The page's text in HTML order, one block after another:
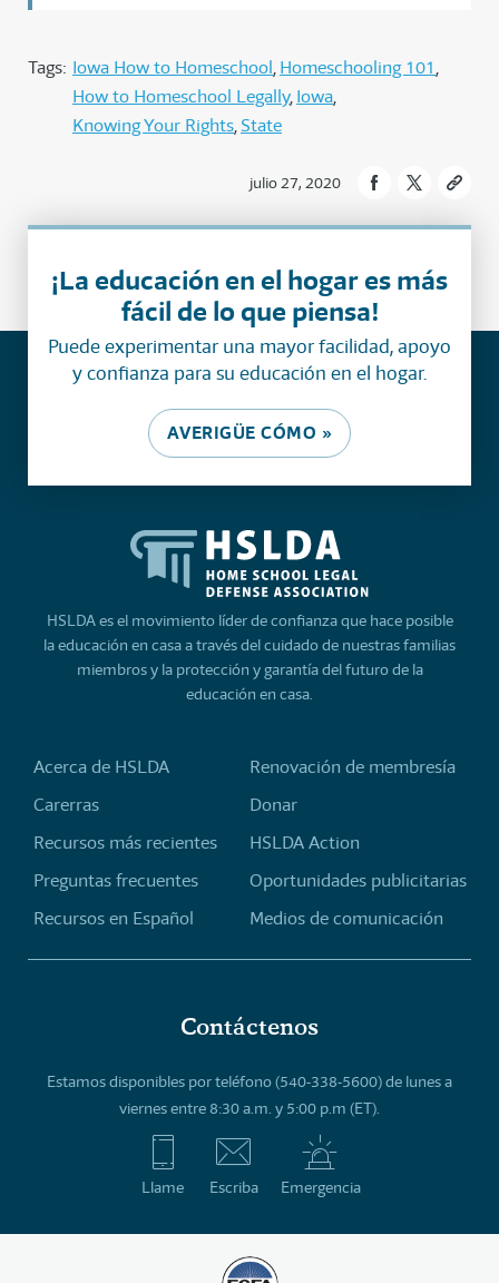
Tags: Iowa How to Homeschool Homeschooling 101
How to Homeschool Legally Iowa
Knowing Your Rights State
julio 27, 2020
¡La educación en el hogar es más
fácil de lo que piensa!
Puede experimentar una mayor facilidad, apoyo
y confianza para su educación en el hogar.
AVERIGÜE CÓMO »
HSLDA es el movimiento líder de confianza que hace posible
la educación en casa a través del cuidado de nuestras familias
miembros y la protección y garantía del futuro de la
educación en casa.
Acerca de HSLDA
Carerras
Recursos más recientes
Preguntas frecuentes
Recursos en Español
Renovación de membresía
Donar
HSLDA Action
Oportunidades publicitarias
Medios de comunicación
Contáctenos
Estamos disponibles por teléfono (540-338-5600) de lunes a
viernes entre 8:30 a.m. y 5:00 p.m (ET).
Llame Escriba Emergencia